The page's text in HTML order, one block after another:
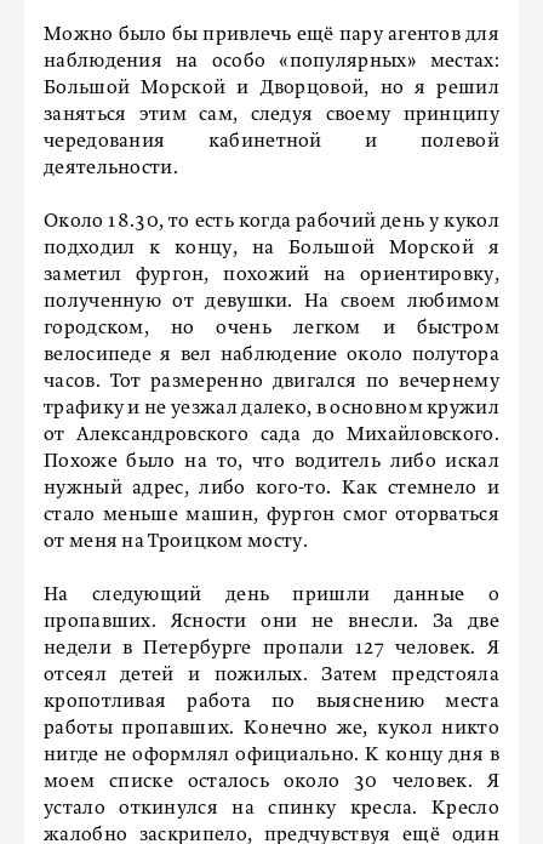
Можно было бы привлечь ещё пару агентов для
наблюдения на особо «популярных» местах:
Большой Морской и Дворцовой, но я решил
заняться этим сам, следуя своему принципу
чередования кабинетной и полевой
деятельности.
Около 18.30, то есть когда рабочий день у кукол
подходил к концу, на Большой Морской я
заметил фургон, похожий на ориентировку,
полученную от девушки. На своем любимом
городском, но очень легком и быстром
велосипеде я вел наблюдение около полутора
часов. Тот размеренно двигался по вечернему
трафику и не уезжал далеко, в основном кружил
от Александровского сада до Михайловского.
Похоже было на то, что водитель либо искал
нужный адрес, либо кого-то. Как стемнело и
стало меньше машин, фургон смог оторваться
от меня на Троицком мосту.
На следующий день пришли данные о
пропавших. Ясности они не внесли. За две
недели в Петербурге пропали 127 человек. Я
отсеял детей и пожилых. Затем предстояла
кропотливая работа по выяснению места
работы пропавших. Конечно же, кукол никто
нигде не оформлял официально. К концу дня в
моем списке осталось около 30 человек. Я
устало откинулся на спинку кресла. Кресло
жалобно заскрипело, предчувствуя ещё один